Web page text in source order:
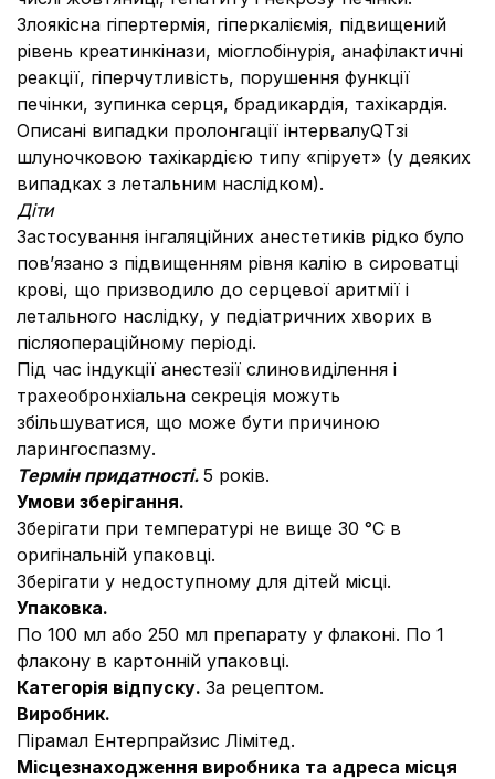
Злоякісна гіпертермія, гіперкаліємія, підвищений
рівень креатинкінази, міоглобінурія, анафілактичні
реакції, гіперчутливість, порушення функції
печінки, зупинка серця, брадикардія, тахікардія.
Описані випадки пролонгації інтервалуQTзі
шлуночковою тахікардією типу «пірует» (у деяких
випадках з летальним наслідком).
Діти
Застосування інгаляційних анестетиків рідко було
пов’язано з підвищенням рівня калію в сироватці
крові, що призводило до серцевої аритмії і
летального наслідку, у педіатричних хворих в
післяопераційному періоді.
Під час індукції анестезії слиновиділення і
трахеобронхіальна секреція можуть
збільшуватися, що може бути причиною
ларингоспазму.
Термін придатності. 5 років.
Умови зберігання.
Зберігати при температурі не вище 30 °С в
оригінальній упаковці.
Зберігати у недоступному для дітей місці.
Упаковка.
По 100 мл або 250 мл препарату у флаконі. По 1
флакону в картонній упаковці.
Категорія відпуску. За рецептом.
Виробник.
Пірамал Ентерпрайзис Лімітед.
Місцезнаходження виробника та адреса місця